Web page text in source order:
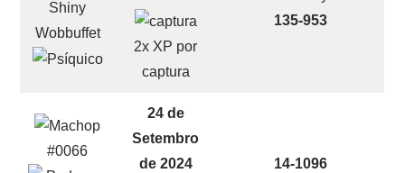
Wobbuffet
2x XP por
captura
135-953
#0066
24 de
Setembro
de 2024
14-1096